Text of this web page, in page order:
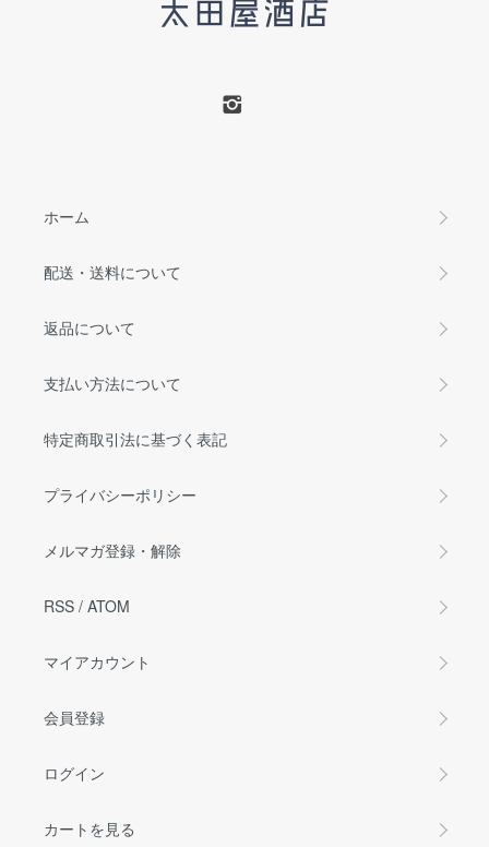
ホーム
配送・送料について
返品について
支払い方法について
特定商取引法に基づく表記
プライバシーポリシー
メルマガ登録・解除
RSS / ATOM
マイアカウント
会員登録
ログイン
カートを見る